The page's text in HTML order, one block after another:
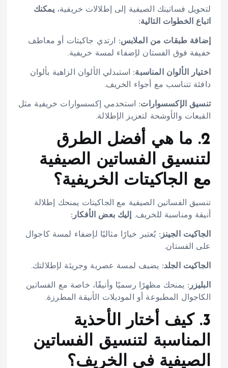
لتحويل فساتينك الصيفية إلى إطلالات خريفية، يمكنك
اتباع الخطوات التالية:
إضافة طبقات من الملابس:ارتدي جاكيتات أو معاطف
خفيفة فوق الفستان لإضفاء لمسة خريفية.
اختيار الألوان المناسبة:استبدلي الألوان الزاهية بألوان
دافئة تتناسب مع أجواء الخريف.
تنسيق الإكسسوارات:استخدمي إكسسوارات خريفية مثل
القبعات والأوشحة لتعزيز الإطلالة.
2. ما هي أفضل الطرق
لتنسيق الفساتين الصيفية
مع الجاكيتات الخريفية؟
تنسيق الفساتين الصيفية مع الجاكيتات يمنحك إطلالة
أنيقة ومناسبة للخريف. إليك بعض الأفكار:
الجاكيت الجينز: يُعتبر خيارًا مثاليًا لإضفاء لمسة كاجوال
على الفستان.
الجاكيت الجلد:يضيف لمسة عصرية وجريئة لإطلالتك.
البليزر: يمنحك مظهرًا رسميًا وأنيقًا، خاصة مع الفساتين
الكاجوال المطبوعة أو الموديلات الأنيقة المطرزة.
3. كيف أختار الأحذية
المناسبة لتنسيق الفساتين
الصيفية في الخريف؟